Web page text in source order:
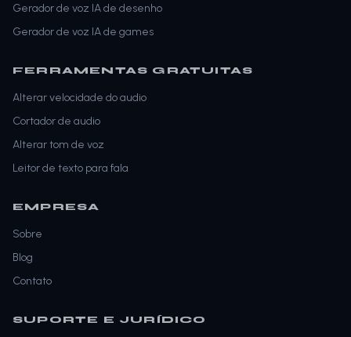
Gerador de voz IA de desenho
Gerador de voz IA de games
FERRAMENTAS GRATUITAS
Alterar velocidade do audio
Cortador de audio
Alterar tom de voz
Leitor de texto para fala
EMPRESA
Sobre
Blog
Contato
SUPORTE E JURÍDICO